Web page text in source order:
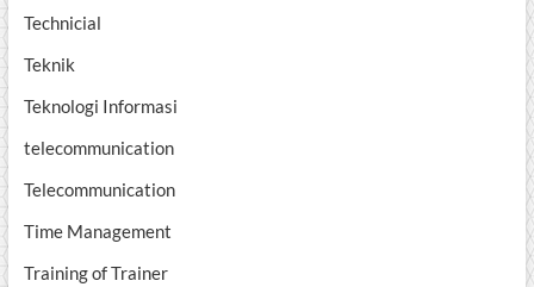
Technicial
Teknik
Teknologi Informasi
telecommunication
Telecommunication
Time Management
Training of Trainer